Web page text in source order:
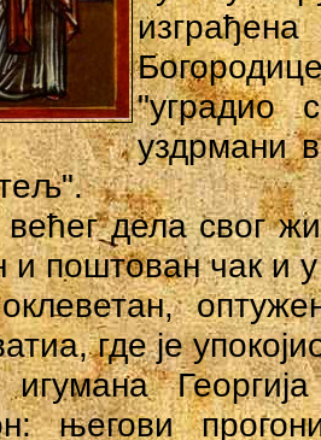
"уградио
уздрмани
дела свог
поштован чак и у
оклеветан,
где је
игумана
његови